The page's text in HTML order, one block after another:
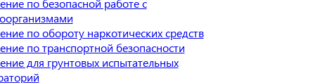
по безопасной работе с
по обороту наркотических средств
по транспортной безопасности
для грунтовых испытательных